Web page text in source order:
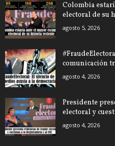
Colombia
electoral de su
agosto 5, 2026
comunicación
agosto 4, 2026
Presidente
electoral y
agosto 4, 2026